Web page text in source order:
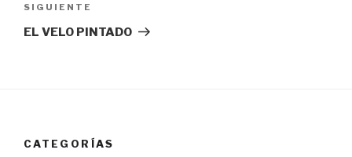
Siguiente
entrada
SIGUIENTE
EL VELO PINTADO
CATEGORÍAS